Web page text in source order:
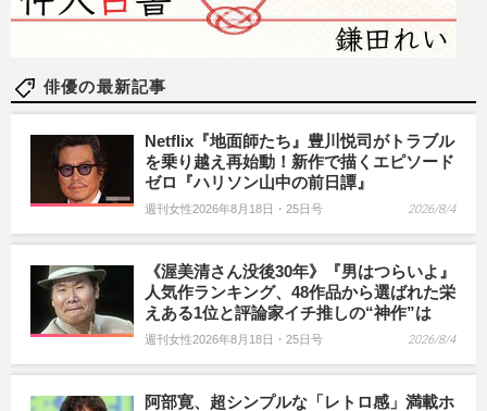
俳優の最新記事
Netflix『地面師たち』豊川悦司がトラブル
を乗り越え再始動！新作で描くエピソード
ゼロ『ハリソン山中の前日譚』
週刊女性2026年8月18日・25日号 2026/8/4
《渥美清さん没後30年》『男はつらいよ』
人気作ランキング、48作品から選ばれた栄
えある1位と評論家イチ推しの“神作”は
週刊女性2026年8月18日・25日号 2026/8/4
阿部寛、超シンプルな「レトロ感」満載ホ